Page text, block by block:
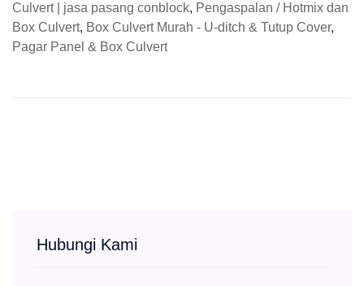
Culvert | jasa pasang conblock, Pengaspalan / Hotmix dan
Box Culvert, Box Culvert Murah - U-ditch & Tutup Cover,
Pagar Panel & Box Culvert
Hubungi Kami